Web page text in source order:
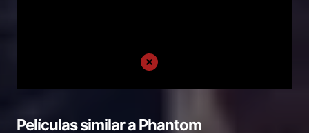
Películas similar aPhantom